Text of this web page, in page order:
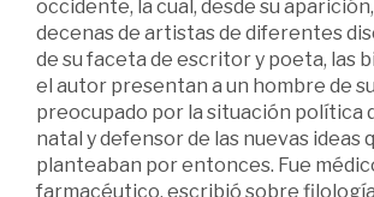
occidente, la cual, desde su
decenas de artistas de diferentes
de su faceta de escritor y poeta, las
el autor presentan a un hombre de
preocupado por la situación política
natal y defensor de las nuevas ideas
planteaban por entonces. Fue
farmacéutico, escribió sobre